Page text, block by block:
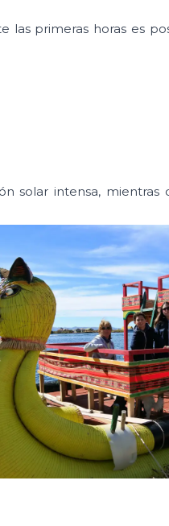
las primeras horas es
solar intensa, mientras